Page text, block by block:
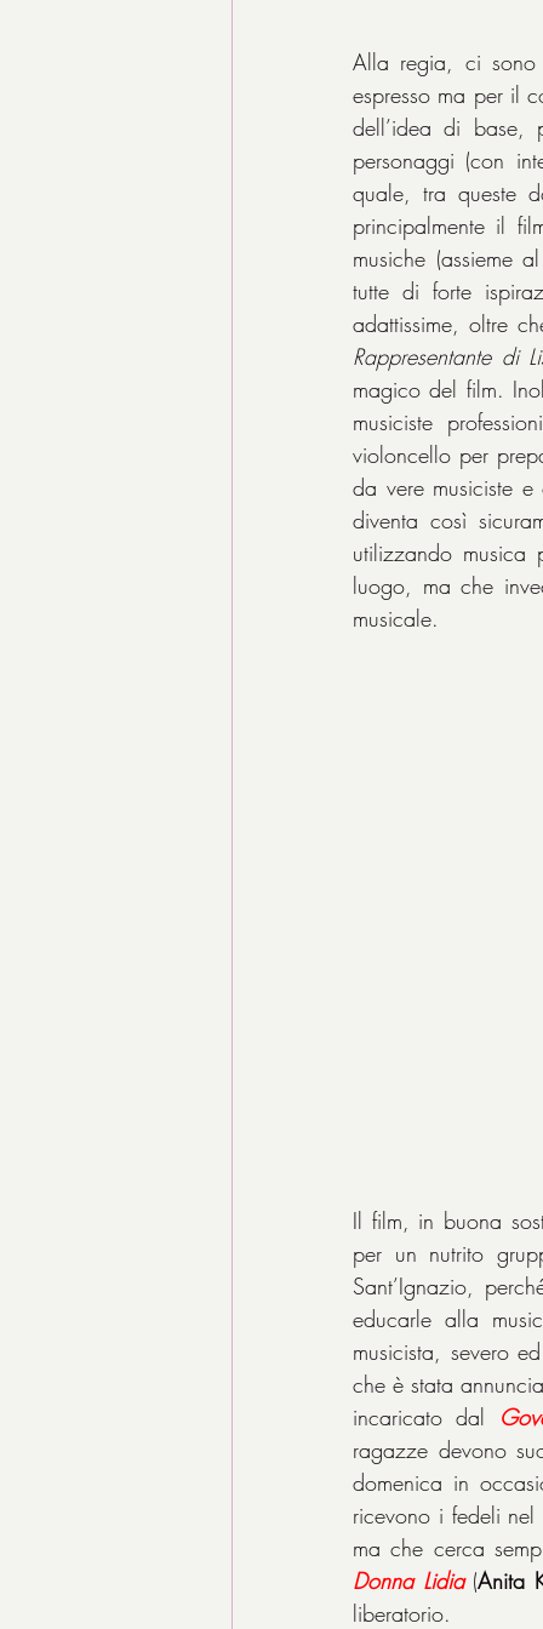
Alla regia, ci sono
espresso ma per il
dell’idea di base,
personaggi (con
quale, tra queste
principalmente il
musiche (assieme
tutte di forte
adattissime, oltre
Rappresentante di
magico del film.
musiciste
violoncello per
da vere musiciste
diventa così
utilizzando musica
luogo, ma che
musicale.
Il film, in buona
per un nutrito
Sant’Ignazio,
educarle alla
musicista, severo
che è stata
incaricato dal
ragazze devono
domenica in
ricevono i fedeli nel
ma che cerca
Donna Lidia (Anita
liberatorio.